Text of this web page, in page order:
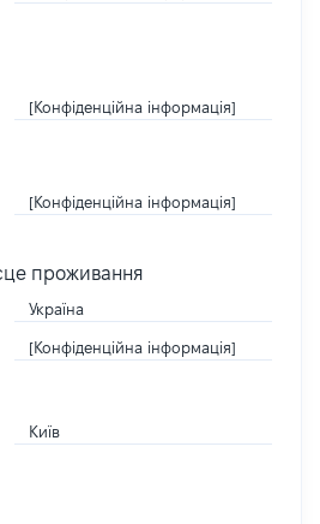
[Конфіденційна інформація]
[Конфіденційна інформація]
проживання
Україна
[Конфіденційна інформація]
Київ